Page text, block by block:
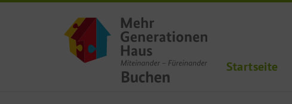
Startseite